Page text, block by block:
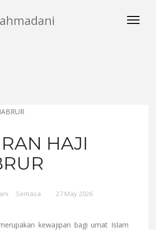
HAJI
Semasa
27 May 2026
kewajipan bagi umat Islam